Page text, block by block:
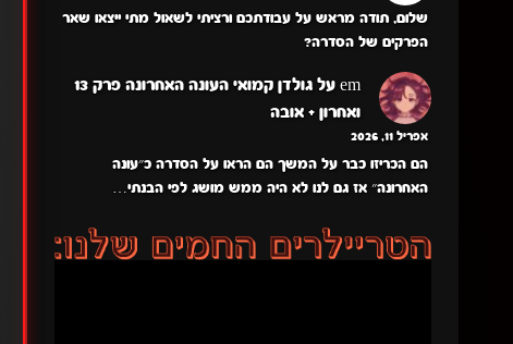
שלום, תודה מראש על עבודתכם ורציתי לשאול מתי ייצאו שאר
הפרקים של הסדרה?
em על
גולדן קמואי העונה האחרונה פרק 13
ואחרון + אובה
אפריל 11, 2026
הם הכריזו כבר על המשך הם הראו על הסדרה כ״עונה
האחרונה״ אז גם לנו לא היה ממש מושג לפי הבנתי…